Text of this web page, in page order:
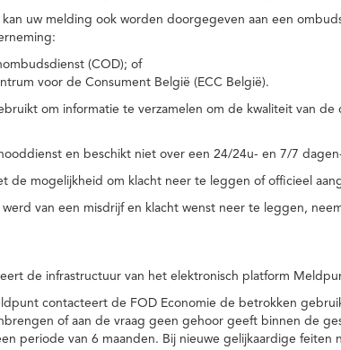
uw melding ook worden doorgegeven aan een
(COD); of
voor de Consument België (ECC België).
om informatie te verzamelen om de kwaliteit van
en beschikt niet over een 24/24u- en 7/7
de mogelijkheid om klacht neer te leggen of officieel
werd van een misdrijf en klacht wenst neer te leggen,
de infrastructuur van het elektronisch platform
contacteert de FOD Economie de betrokken
of aan de vraag geen gehoor geeft binnen de
periode van 6 maanden. Bij nieuwe gelijkaardige